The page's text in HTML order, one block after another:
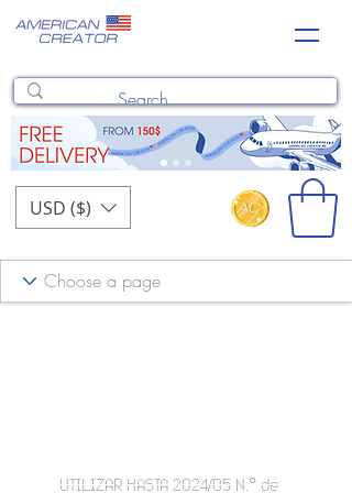
USD ($)
UTILIZAR HASTA 2024/05 N.° de